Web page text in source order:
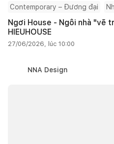
Contemporary – Đương đại
Ngơi House - Ngôi nhà "vẽ
HIEUHOUSE
27/06/2026, lúc 10:00
NNA Design